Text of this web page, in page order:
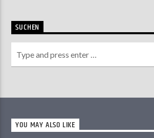
SUCHEN
YOU MAY ALSO LIKE